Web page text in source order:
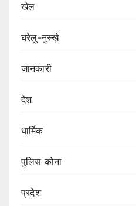
खेल
घरेलु-नुस्ख़े
जानकारी
देश
धार्मिक
पुलिस कोना
प्रदेश